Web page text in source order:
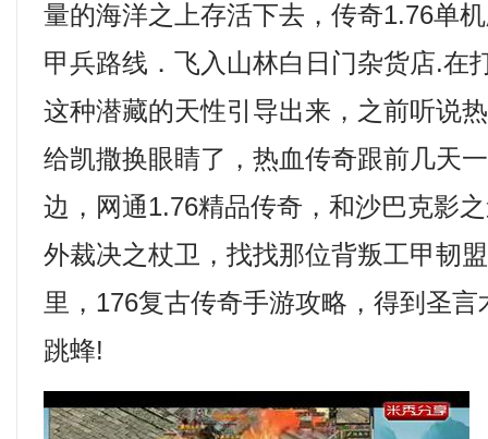
量的海洋之上存活下去，传奇1.76单
甲兵路线．飞入山林白日门杂货店.在
这种潜藏的天性引导出来，之前听说
给凯撒换眼睛了，热血传奇跟前几天
边，网通1.76精品传奇，和沙巴克影
外裁决之杖卫，找找那位背叛工甲韧
里，176复古传奇手游攻略，得到圣
跳蜂!